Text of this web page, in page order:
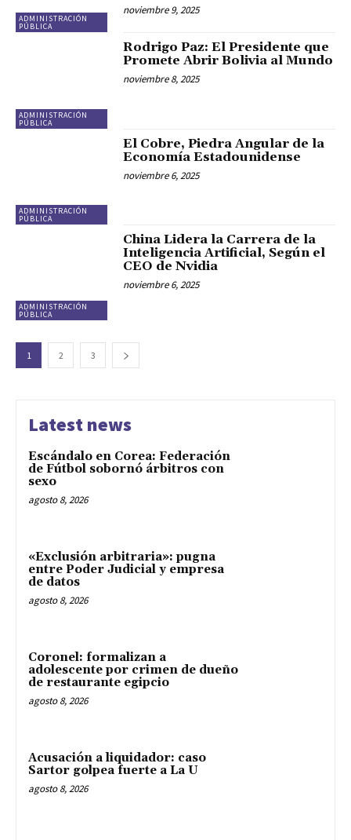
ADMINISTRACIÓN
PÚBLICA
noviembre 9, 2025
ADMINISTRACIÓN
PÚBLICA
Rodrigo Paz: El Presidente que
Promete Abrir Bolivia al Mundo
noviembre 8, 2025
ADMINISTRACIÓN
PÚBLICA
El Cobre, Piedra Angular de la
Economía Estadounidense
noviembre 6, 2025
ADMINISTRACIÓN
PÚBLICA
China Lidera la Carrera de la
Inteligencia Artificial, Según el
CEO de Nvidia
noviembre 6, 2025
1 2 3
Latest news
Escándalo en Corea: Federación
de Fútbol sobornó árbitros con
sexo
agosto 8, 2026
«Exclusión arbitraria»: pugna
entre Poder Judicial y empresa
de datos
agosto 8, 2026
Coronel: formalizan a
adolescente por crimen de dueño
de restaurante egipcio
agosto 8, 2026
Acusación a liquidador: caso
Sartor golpea fuerte a La U
agosto 8, 2026